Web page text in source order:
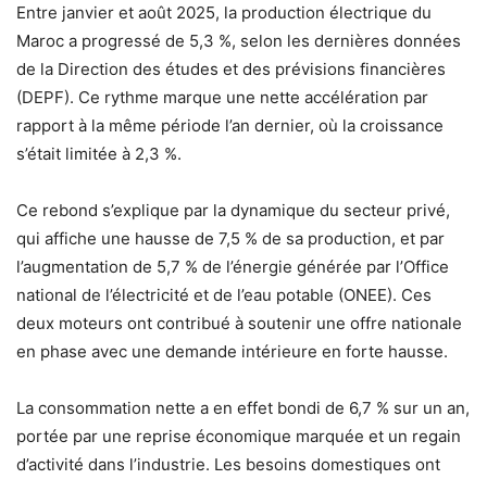
Entre janvier et août 2025, la production électrique du
Maroc a progressé de 5,3 %, selon les dernières données
de la Direction des études et des prévisions financières
(DEPF). Ce rythme marque une nette accélération par
rapport à la même période l’an dernier, où la croissance
s’était limitée à 2,3 %.
Ce rebond s’explique par la dynamique du secteur privé,
qui affiche une hausse de 7,5 % de sa production, et par
l’augmentation de 5,7 % de l’énergie générée par l’Office
national de l’électricité et de l’eau potable (ONEE). Ces
deux moteurs ont contribué à soutenir une offre nationale
en phase avec une demande intérieure en forte hausse.
La consommation nette a en effet bondi de 6,7 % sur un an,
portée par une reprise économique marquée et un regain
d’activité dans l’industrie. Les besoins domestiques ont